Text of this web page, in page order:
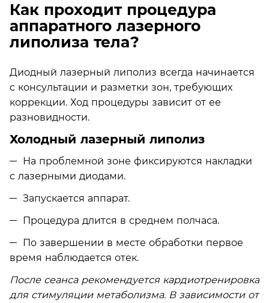
Как проходит процедура
аппаратного лазерного
липолиза тела?
Диодный лазерный липолиз всегда начинается
с консультации и разметки зон, требующих
коррекции. Ход процедуры зависит от ее
разновидности.
Холодный лазерный липолиз
На проблемной зоне фиксируются накладки
с лазерными диодами.
Запускается аппарат.
Процедура длится в среднем полчаса.
По завершении в месте обработки первое
время наблюдается отек.
После сеанса рекомендуется кардиотренировка
для стимуляции метаболизма. В зависимости от